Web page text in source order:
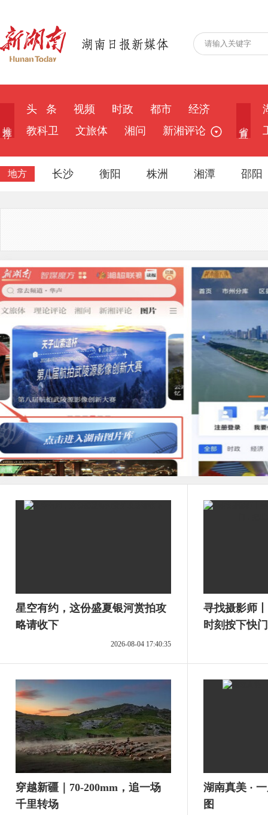
头 条 视频 时政 都市
经济
教科卫
文旅体 湘问 新湘评论
地方 长沙 衡阳 株洲 湘潭 邵阳
星空有约，这份盛夏银河赏拍攻
略请收下
2026-08-04 17:40:35
寻找摄影师
时刻按下快
穿越新疆｜70-200mm，追一场
千里转场
湖南真美 ·
图